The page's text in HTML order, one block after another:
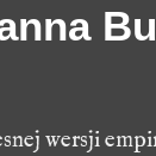
wersji